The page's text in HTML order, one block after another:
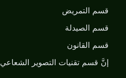
قسم التمريض
قسم الصيدلة
قسم القانون
إنَّ قسم تقنيات التصوير الشعاعي